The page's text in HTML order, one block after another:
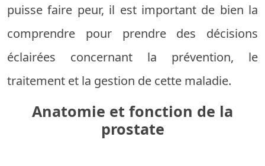
puisse faire peur, il est important de bien la
comprendre pour prendre des décisions
éclairées concernant la prévention, le
traitement et la gestion de cette maladie.
Anatomie et fonction de la
prostate